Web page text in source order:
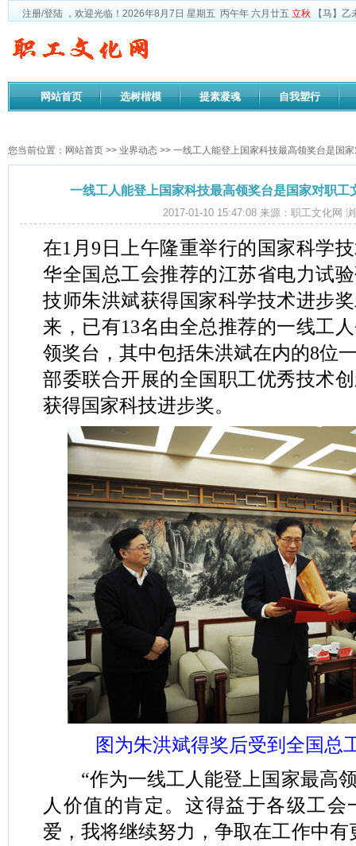
注册/登陆 ，欢迎光临！ 2026年8月7日 星期五 丙午年 六月廿五 立秋 【马】
网站首页 选树楷模 提素凝魂 自我塑行
您当前位置： 网站首页 >> 业界动态 >> 一线工人能登上国家科技最高领奖台是国
一线工人能登上国家科技最高领奖台是国家对职工
2017-01-10 15:47:08 来源：职工文化网
在1月9日上午隆重举行的国家科学
华全国总工会推荐的江苏省电力试
技师朱洪斌获得国家科学技术进步
来，已有13名由全总推荐的一线工
领奖台，其中包括朱洪斌在内的8位
部委联合开展的全国职工优秀技术
获得国家科技进步奖。
图为朱洪斌得奖后受到全国总
“作为一线工人能登上国家最高领
人价值的肯定。这得益于各级工
爱，我将继续努力，争取在工作中有